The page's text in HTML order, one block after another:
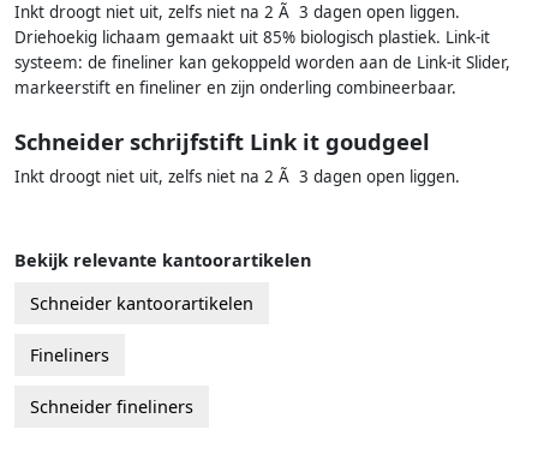
Inkt droogt niet uit, zelfs niet na 2 Ã 3 dagen open liggen.
Driehoekig lichaam gemaakt uit 85% biologisch plastiek. Link-it
systeem: de fineliner kan gekoppeld worden aan de Link-it Slider,
markeerstift en fineliner en zijn onderling combineerbaar.
Schneider schrijfstift Link it goudgeel
Inkt droogt niet uit, zelfs niet na 2 Ã 3 dagen open liggen.
Bekijk relevante kantoorartikelen
Schneider kantoorartikelen
Fineliners
Schneider fineliners